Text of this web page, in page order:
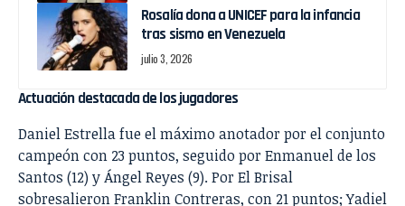
Rosalía dona a UNICEF para la infancia
tras sismo en Venezuela
julio 3, 2026
Actuación destacada de los jugadores
Daniel Estrella fue el máximo anotador por el conjunto
campeón con 23 puntos, seguido por Enmanuel de los
Santos (12) y Ángel Reyes (9). Por El Brisal
sobresalieron Franklin Contreras, con 21 puntos; Yadiel